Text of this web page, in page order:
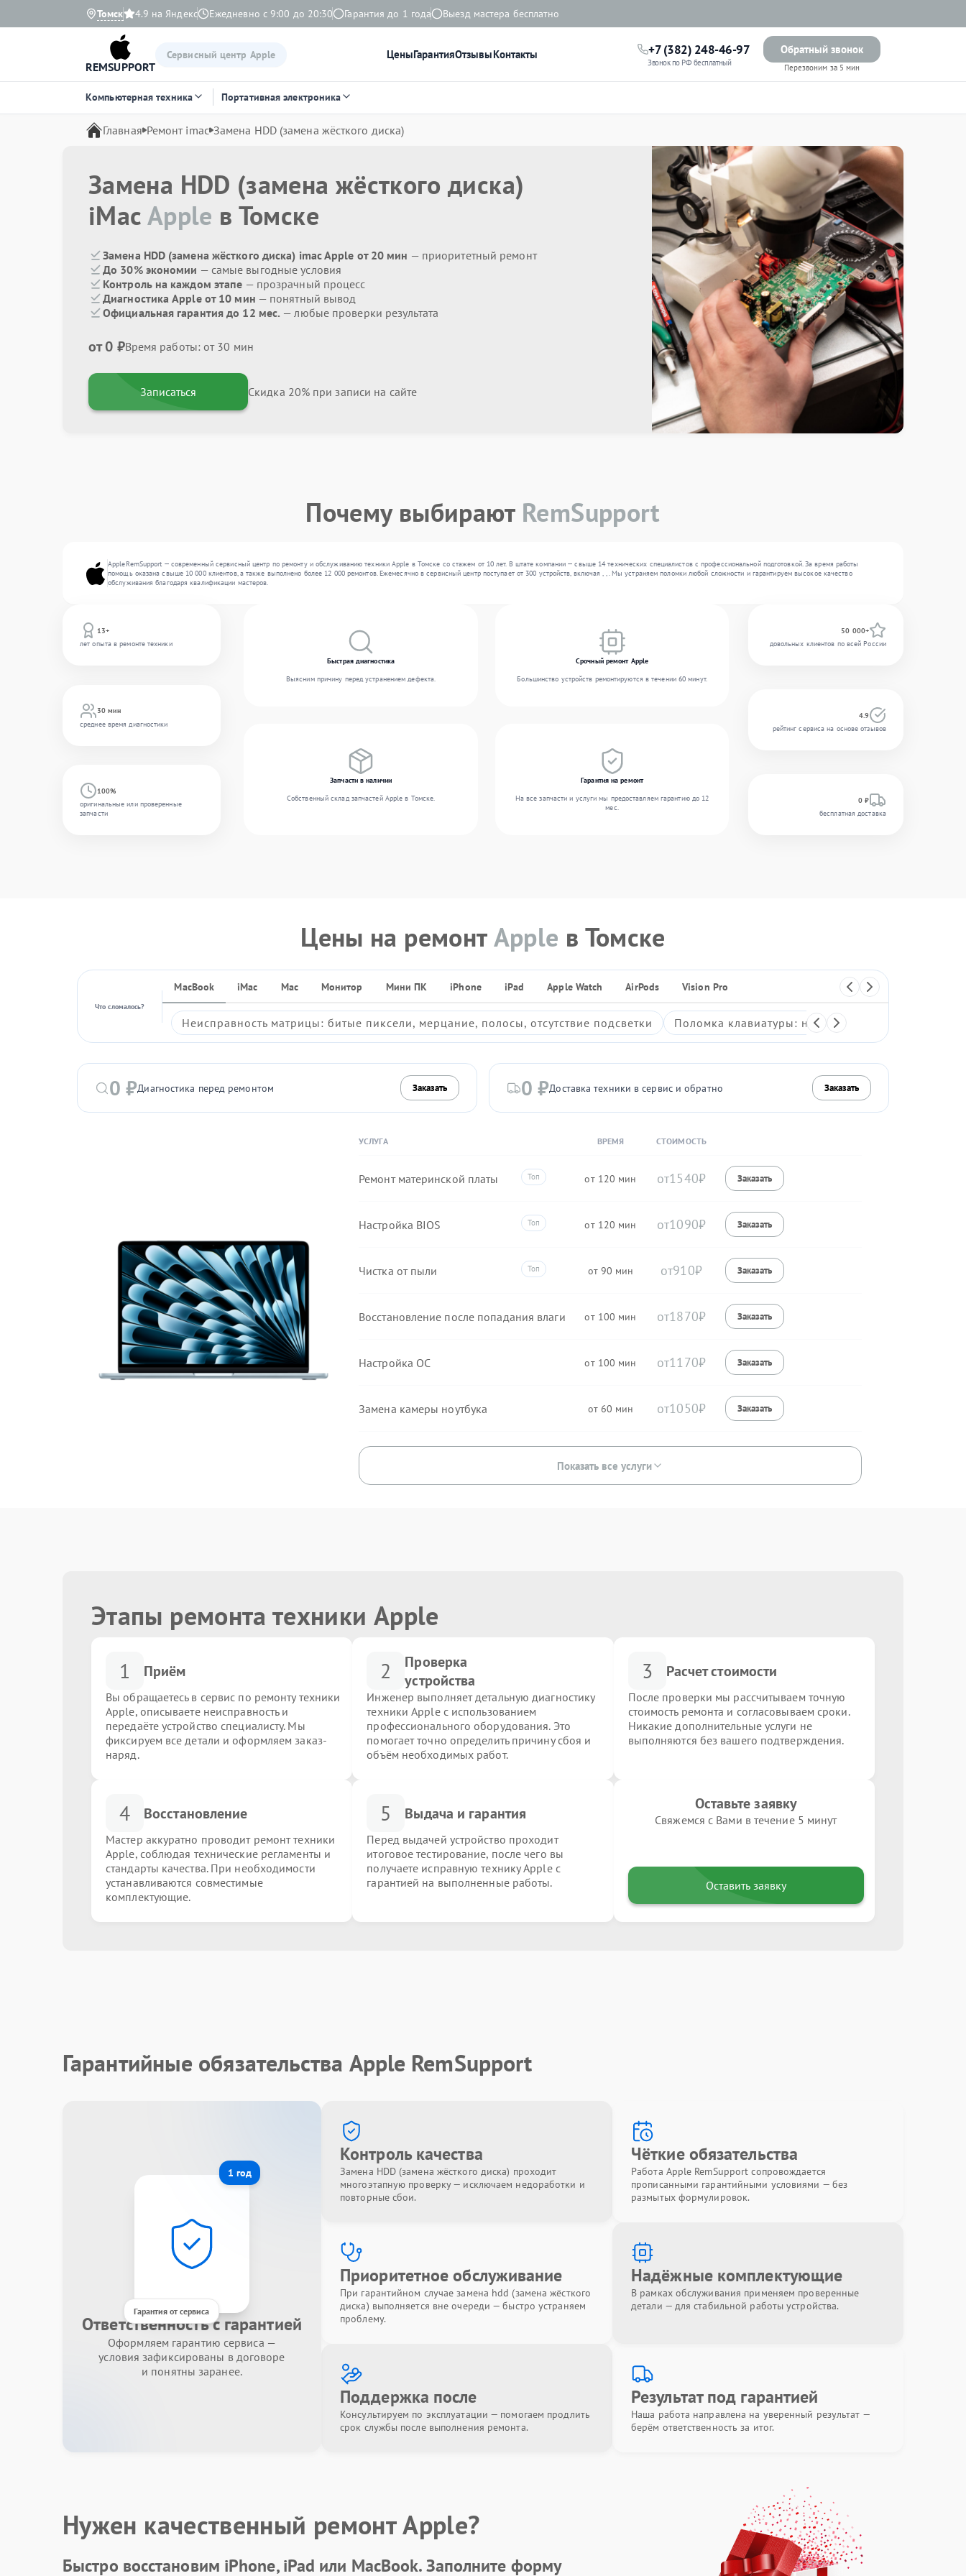
Томск 4.9 на Яндекс Ежедневно с 9:00 до 20:30 Гарантия до 1 года Выезд мастера бесплатно
REMSUPPORT
Сервисный центр Apple ЦеныГарантияОтзывыКонтакты +7 (382) 248-46-97
Звонок по РФ бесплатный
Обратный звонок
Перезвоним за 5 мин
Компьютерная техника Портативная электроника
Главная Ремонт imac Замена HDD (замена жёсткого диска)
Замена HDD (замена жёсткого диска)
iMacApple в Томске
Замена HDD (замена жёсткого диска) imac Apple от 20 мин — приоритетный ремонт
До 30% экономии — самые выгодные условия
Контроль на каждом этапе — прозрачный процесс
Диагностика Apple от 10 мин — понятный вывод
Официальная гарантия до 12 мес. — любые проверки результата
от 0 ₽Время работы: от 30 мин
Записаться Скидка 20% при записи на сайте
Почему выбирают RemSupport
AppleRemSupport — современный сервисный центр по ремонту и обслуживанию техники Apple в Томске со стажем от 10 лет. В штате компании — свыше 14 технических специалистов с профессиональной подготовкой. За время работы
помощь оказана свыше 10 000 клиентов, а также выполнено более 12 000 ремонтов. Ежемесячно в сервисный центр поступает от 300 устройств, включая , , . Мы устраняем поломки любой сложности и гарантируем высокое качество
обслуживания благодаря квалификации мастеров.
13+
лет опыта в ремонте техники
30 мин
среднее время диагностики
100%
оригинальные или проверенные
запчасти
Быстрая диагностика
Выясним причину перед устранением дефекта.
Срочный ремонт Apple
Большинство устройств ремонтируются в течении 60 минут.
Запчасти в наличии
Собственный склад запчастей Apple в Томске.
Гарантия на ремонт
На все запчасти и услуги мы предоставляем гарантию до 12
мес.
50 000+
довольных клиентов по всей России
4.9
рейтинг сервиса на основе отзывов
0 ₽
бесплатная доставка
Цены на ремонтApple в Томске
Что сломалось?
MacBook iMac Mac Монитор Мини ПК iPhone iPad Apple Watch AirPods Vision Pro
Неисправность матрицы: битые пиксели, мерцание, полосы, отсутствие подсветки Поломка клавиатуры: неработающие клавиши,
0 ₽Диагностика перед ремонтом Заказать 0 ₽Доставка техники в сервис и обратно Заказать
УСЛУГА ВРЕМЯ СТОИМОСТЬ
Ремонт материнской платы 120 1540
Настройка BIOS 120 1090
Чистка от пыли 90 910
Восстановление после попадания влаги 100 1870
Настройка ОС 100 1170
Замена камеры ноутбука 60 1050
Показать все услуги
Этапы ремонта техники Apple
1 Приём
Вы обращаетесь в сервис по ремонту техники
Apple, описываете неисправность и
передаёте устройство специалисту. Мы
фиксируем все детали и оформляем заказ-
наряд.
2
Проверка
устройства
Инженер выполняет детальную диагностику
техники Apple с использованием
профессионального оборудования. Это
помогает точно определить причину сбоя и
объём необходимых работ.
3 Расчет стоимости
После проверки мы рассчитываем точную
стоимость ремонта и согласовываем сроки.
Никакие дополнительные услуги не
выполняются без вашего подтверждения.
4 Восстановление
Мастер аккуратно проводит ремонт техники
Apple, соблюдая технические регламенты и
стандарты качества. При необходимости
устанавливаются совместимые
комплектующие.
5 Выдача и гарантия
Перед выдачей устройство проходит
итоговое тестирование, после чего вы
получаете исправную технику Apple с
гарантией на выполненные работы.
Оставьте заявку
Свяжемся с Вами в течение 5 минут
Оставить заявку
Гарантийные обязательства Apple RemSupport
1 год
Гарантия от сервиса
Ответственность с гарантией
Оформляем гарантию сервиса —
условия зафиксированы в договоре
и понятны заранее.
Контроль качества
Замена HDD (замена жёсткого диска) проходит
многоэтапную проверку — исключаем недоработки и
повторные сбои.
Чёткие обязательства
Работа Apple RemSupport сопровождается
прописанными гарантийными условиями — без
размытых формулировок.
Приоритетное обслуживание
При гарантийном случае замена hdd (замена жёсткого
диска) выполняется вне очереди — быстро устраняем
проблему.
Надёжные комплектующие
В рамках обслуживания применяем проверенные
детали — для стабильной работы устройства.
Поддержка после
Консультируем по эксплуатации — помогаем продлить
срок службы после выполнения ремонта.
Результат под гарантией
Наша работа направлена на уверенный результат —
берём ответственность за итог.
Нужен качественный ремонт Apple?
Быстро восстановим iPhone, iPad или MacBook.Заполните форму